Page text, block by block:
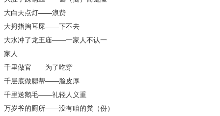
大白天点灯——浪费
大拇指掏耳屎——下不去
大水冲了龙王庙——一家人不认一
家人
千里做官——为了吃穿
千层底做腮帮——脸皮厚
千里送鹅毛——礼轻人义重
万岁爷的厕所——没有咱的粪（份）